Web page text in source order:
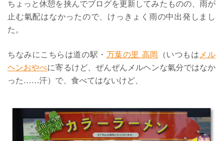
ちょっと休憩を挟んでブログを更新してみたものの、雨が
止む氣配はなかったので、けっきょく雨の中出発しまし
た。
ちなみにこちらは道の駅・ 万葉の里 高岡 （いつもは メル
ヘンおやべに寄るけど、ぜんぜんメルヘンな氣分ではなか
った……汗）で、食べてはないけど、